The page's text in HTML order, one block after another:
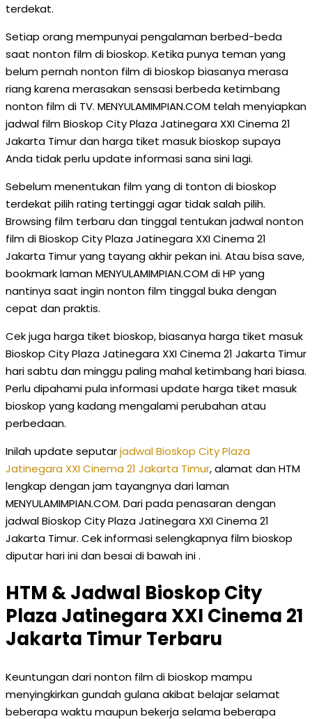
terdekat.
Setiap orang mempunyai pengalaman berbed-beda
saat nonton film di bioskop. Ketika punya teman yang
belum pernah nonton film di bioskop biasanya merasa
riang karena merasakan sensasi berbeda ketimbang
nonton film di TV. MENYULAMIMPIAN.COM telah menyiapkan
jadwal film Bioskop City Plaza Jatinegara XXI Cinema 21
Jakarta Timur dan harga tiket masuk bioskop supaya
Anda tidak perlu update informasi sana sini lagi.
Sebelum menentukan film yang di tonton di bioskop
terdekat pilih rating tertinggi agar tidak salah pilih.
Browsing film terbaru dan tinggal tentukan jadwal nonton
film di Bioskop City Plaza Jatinegara XXI Cinema 21
Jakarta Timur yang tayang akhir pekan ini. Atau bisa save,
bookmark laman MENYULAMIMPIAN.COM di HP yang
nantinya saat ingin nonton film tinggal buka dengan
cepat dan praktis.
Cek juga harga tiket bioskop, biasanya harga tiket masuk
Bioskop City Plaza Jatinegara XXI Cinema 21 Jakarta Timur
hari sabtu dan minggu paling mahal ketimbang hari biasa.
Perlu dipahami pula informasi update harga tiket masuk
bioskop yang kadang mengalami perubahan atau
perbedaan.
Inilah update seputarjadwal Bioskop City Plaza
Jatinegara XXI Cinema 21 Jakarta Timur, alamat dan HTM
lengkap dengan jam tayangnya dari laman
MENYULAMIMPIAN.COM. Dari pada penasaran dengan
jadwal Bioskop City Plaza Jatinegara XXI Cinema 21
Jakarta Timur. Cek informasi selengkapnya film bioskop
diputar hari ini dan besai di bawah ini .
HTM & Jadwal Bioskop City
Plaza Jatinegara XXI Cinema 21
Jakarta Timur Terbaru
Keuntungan dari nonton film di bioskop mampu
menyingkirkan gundah gulana akibat belajar selamat
beberapa waktu maupun bekerja selama beberapa